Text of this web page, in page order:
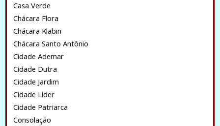
Casa Verde
Chácara Flora
Chácara Klabin
Chácara Santo Antônio
Cidade Ademar
Cidade Dutra
Cidade Jardim
Cidade Lider
Cidade Patriarca
Consolação